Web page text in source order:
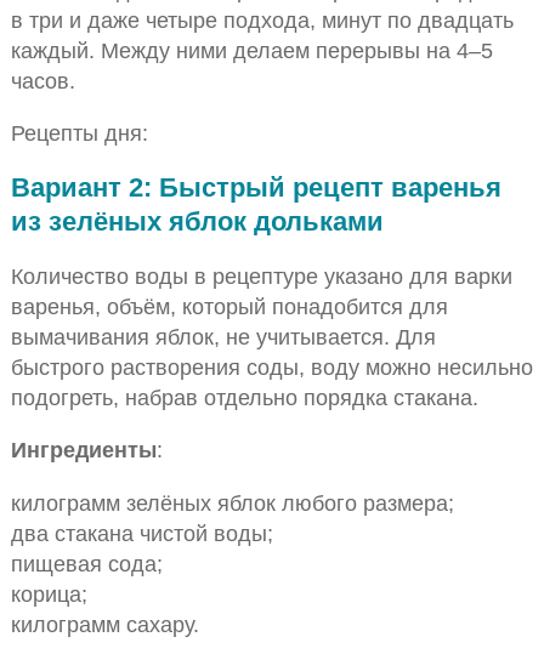
в три и даже четыре подхода, минут по двадцать
каждый. Между ними делаем перерывы на 4–5
часов.
Рецепты дня:
Вариант 2: Быстрый рецепт варенья
из зелёных яблок дольками
Количество воды в рецептуре указано для варки
варенья, объём, который понадобится для
вымачивания яблок, не учитывается. Для
быстрого растворения соды, воду можно несильно
подогреть, набрав отдельно порядка стакана.
Ингредиенты:
килограмм зелёных яблок любого размера;
два стакана чистой воды;
пищевая сода;
корица;
килограмм сахару.